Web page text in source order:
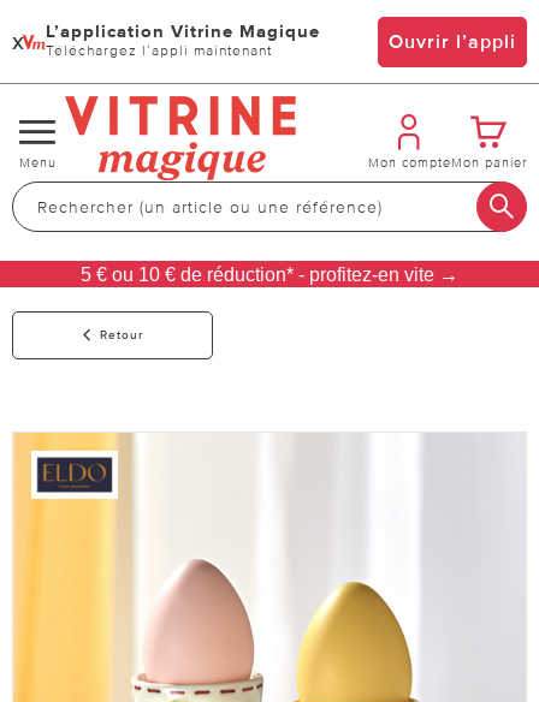
x L’application Vitrine Magique
Téléchargez l’appli maintenant Ouvrir l’appli
Changer
de
navigation
Menu Mon compteMon panier
5 € ou 10 € de réduction* - profitez-en vite →
Retour